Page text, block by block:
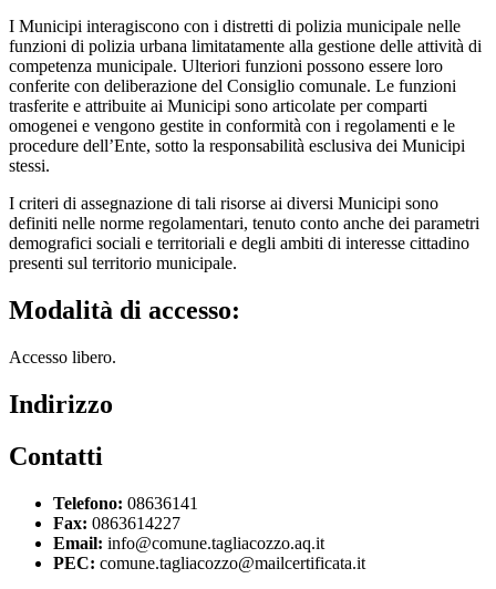
I Municipi interagiscono con i distretti di polizia municipale nelle
funzioni di polizia urbana limitatamente alla gestione delle attività di
competenza municipale. Ulteriori funzioni possono essere loro
conferite con deliberazione del Consiglio comunale. Le funzioni
trasferite e attribuite ai Municipi sono articolate per comparti
omogenei e vengono gestite in conformità con i regolamenti e le
procedure dell’Ente, sotto la responsabilità esclusiva dei Municipi
stessi.
I criteri di assegnazione di tali risorse ai diversi Municipi sono
definiti nelle norme regolamentari, tenuto conto anche dei parametri
demografici sociali e territoriali e degli ambiti di interesse cittadino
presenti sul territorio municipale.
Modalità di accesso:
Accesso libero.
Indirizzo
Contatti
Telefono: 08636141
Fax: 0863614227
Email: info@comune.tagliacozzo.aq.it
PEC: comune.tagliacozzo@mailcertificata.it